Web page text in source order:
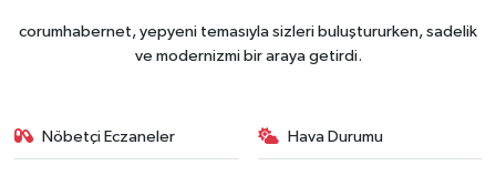
corumhabernet, yepyeni temasıyla sizleri buluştururken, sadelik
ve modernizmi bir araya getirdi.
Nöbetçi Eczaneler Hava Durumu